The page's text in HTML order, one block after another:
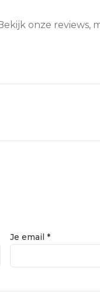
onze reviews,
Je email *